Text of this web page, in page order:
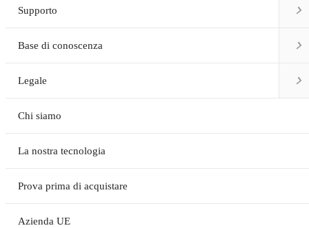
Supporto 
Base di conoscenza 
Legale 
Chi siamo
La nostra tecnologia
Prova prima di acquistare
Azienda UE